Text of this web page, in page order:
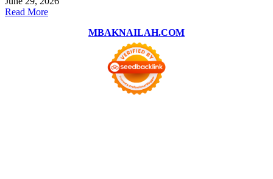
Read More
MBAKNAILAH.COM